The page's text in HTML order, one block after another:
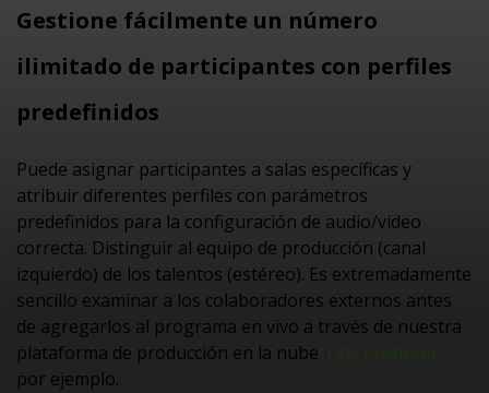
Gestione fácilmente un número
ilimitado de participantes con perfiles
predefinidos
Puede asignar participantes a salas específicas y
atribuir diferentes perfiles con parámetros
predefinidos para la configuración de audio/video
correcta. Distinguir al equipo de producción (canal
izquierdo) de los talentos (estéreo). Es extremadamente
sencillo examinar a los colaboradores externos antes
de agregarlos al programa en vivo a través de nuestra
plataforma de producción en la nube
por ejemplo.